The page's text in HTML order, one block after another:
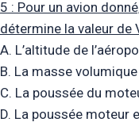
5 : Pour un avion
détermine la valeur de
A. L’altitude de
B. La masse
C. La poussée du
D. La poussée moteur